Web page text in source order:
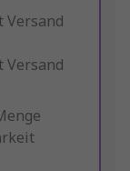
Versand
Versand